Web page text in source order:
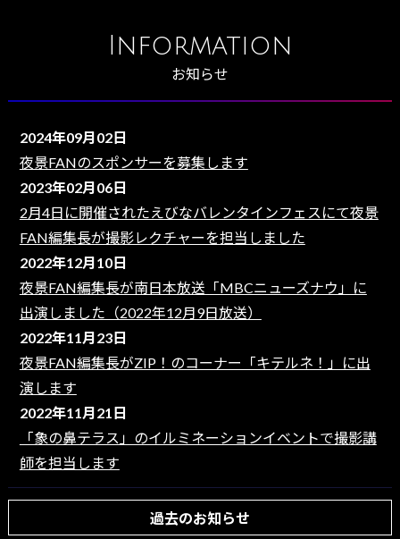
Information
お知らせ
2024年09月02日
夜景FANのスポンサーを募集します
2023年02月06日
2月4日に開催されたえびなバレンタインフェスにて夜景
FAN編集長が撮影レクチャーを担当しました
2022年12月10日
夜景FAN編集長が南日本放送「MBCニューズナウ」に
出演しました（2022年12月9日放送）
2022年11月23日
夜景FAN編集長がZIP！のコーナー「キテルネ！」に出
演します
2022年11月21日
「象の鼻テラス」のイルミネーションイベントで撮影講
師を担当します
過去のお知らせ